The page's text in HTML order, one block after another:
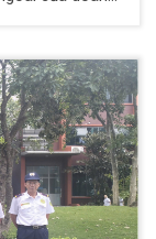
toàn cho Quý